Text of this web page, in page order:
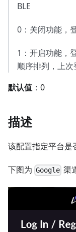
BLE
0：关闭功能，
1：开启功能，
顺序排列，上
默认值：0
描述
该配置指定平台是
下图为 Google 渠